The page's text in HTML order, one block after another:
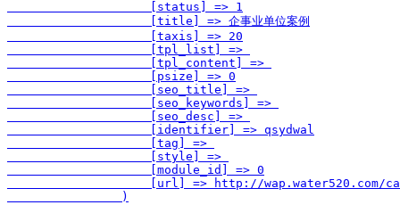
                    [status] => 1
                    [title] => 企事业单位案例
                    [taxis] => 20
                    [tpl_list] =>
                    [tpl_content] =>
                    [psize] => 0
                    [seo_title] =>
                    [seo_keywords] =>
                    [seo_desc] =>
                    [identifier] => qsydwal
                    [tag] =>
                    [style] =>
                    [module_id] => 0
[url] => http://wap.water520.com/
                )